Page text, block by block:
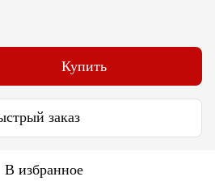
Купить
заказ
В избранное